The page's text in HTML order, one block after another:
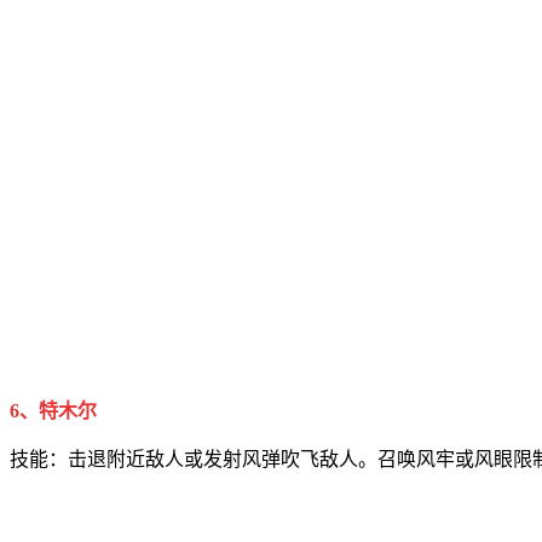
6、特木尔
技能：击退附近敌人或发射风弹吹飞敌人。召唤风牢或风眼限